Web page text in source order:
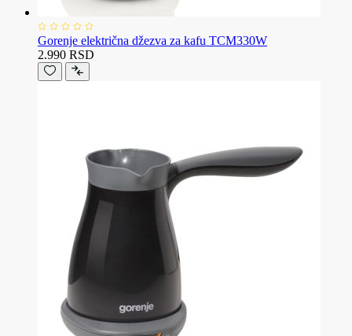
Gorenje električna džezva za kafu TCM330W
2.990 RSD